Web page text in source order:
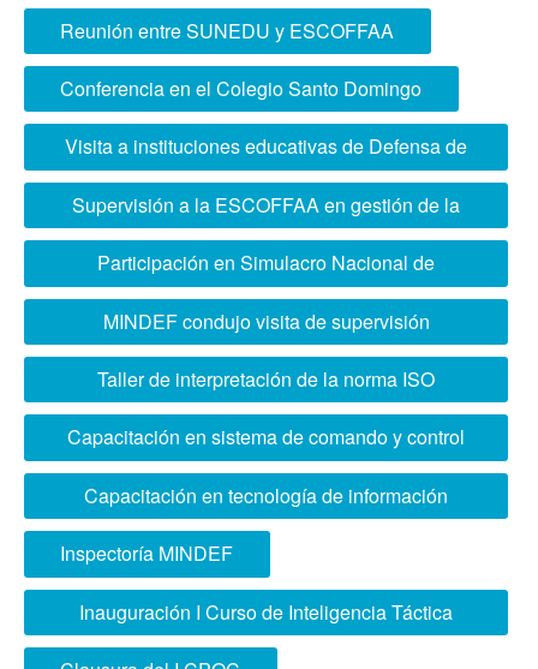
Reunión entre SUNEDU y ESCOFFAA
Conferencia en el Colegio Santo Domingo
Visita a instituciones educativas de Defensa de
Brasil
Supervisión a la ESCOFFAA en gestión de la
calidad educativa
Participación en Simulacro Nacional de
Multipeligro
MINDEF condujo visita de supervisión
académica a ESCOFFAA
Taller de interpretación de la norma ISO
21001:2018
Capacitación en sistema de comando y control
“Wiracocha”
Capacitación en tecnología de información
geoespacial
Inspectoría MINDEF
Inauguración I Curso de Inteligencia Táctica
Conjunta